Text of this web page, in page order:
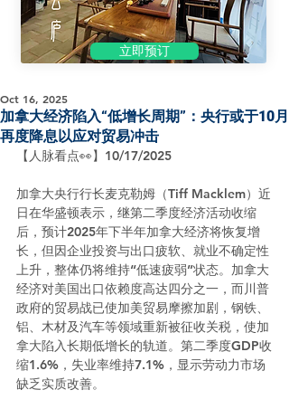
立即预订
加拿大经济陷入“低增长周期”：央行或于10月
再度降息以应对贸易冲击
Oct 16, 2025
【人脉看点👀】10/17/2025
加拿大央行行长麦克勒姆（Tiff Macklem）近
日在华盛顿表示，继第二季度经济活动收缩
后，预计2025年下半年加拿大经济将恢复增
长，但因企业投资与出口疲软、就业不确定性
上升，整体仍将维持“低速疲弱”状态。加拿大
经济对美国出口依赖度高达四分之一，而川普
政府的贸易战已使加美贸易摩擦加剧，钢铁、
铝、木材及汽车等领域重新被征收关税，使加
拿大陷入长期低增长的轨道。第二季度GDP收
缩1.6%，失业率维持7.1%，显示劳动力市场
缺乏实质改善。